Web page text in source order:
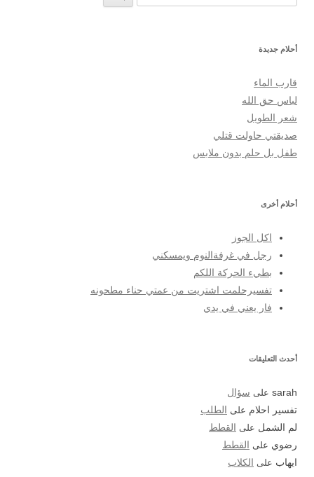
أحلام جديدة
قارب الماء
لباس حق الله
شعر الطويل
صديقتي حاولت قتلي
طفل بل حلم بدون ملابس
أحلام أخرى
اكل الجوز
رجل في غرفةالنوم ويمسكني
بطيء الحركة اللكم
تفسيرحلمت اشتريت من عمتي حناء مطحونه
فار يعني في يدي
أحدث التعليقات
sarah على سؤال
تفسير احلام على
الطلب
لم الشمل على
القطط
رضوي على
القطط
ايهاب على الكلاب